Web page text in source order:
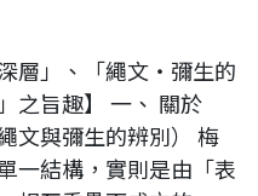
層」、「繩文・彌生的
之旨趣】 一、 關於
文與彌生的辨別） 梅
一結構，實則是由「表